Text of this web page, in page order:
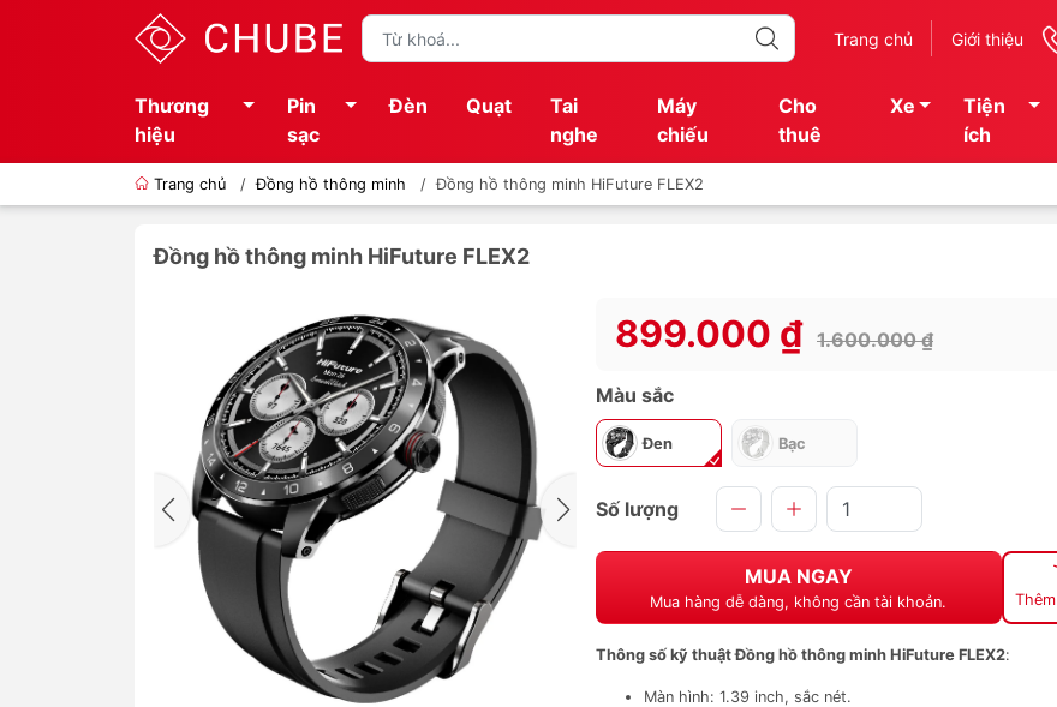
Trang chủ Giới thiệu
Thương
hiệu
Pin
sạc
Đèn Quạt
Tai
nghe
Máy
chiếu
Cho
thuê
Xe
Tiện
ích
Trang chủ / Đồng hồ thông minh / Đồng hồ thông minh HiFuture FLEX2
Đồng hồ thông minh HiFuture FLEX2
899.000 ₫ 1.600.000 ₫
Màu sắc
Đen Bạc
Số lượng
MUA NGAY
Mua hàng dễ dàng, không cần tài khoản.
Thông số kỹ thuật Đồng hồ thông minh HiFuture FLEX2:
Màn hình: 1.39 inch, sắc nét.